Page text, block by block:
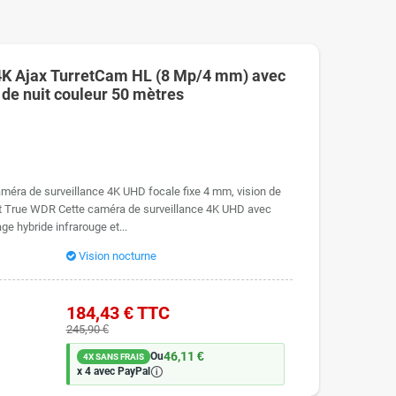
que nous sélectionnons les transporteurs les plus
gratuit
S.A.V. établi en France est toujours disponible et réactif afin
de surveillance jusqu'à son installation complète et sa mise
Ajax TurretCam HL (8 Mp/4 mm) avec
nuit couleur 50 mètres
de surveillance 4K UHD focale fixe 4 mm, vision de
WDR Cette caméra de surveillance 4K UHD avec
hybride infrarouge et...
Vision nocturne
184,43 €TTC
245,90 €
4X SANS FRAIS Ou46,11 €
x 4 avec PayPal🛈